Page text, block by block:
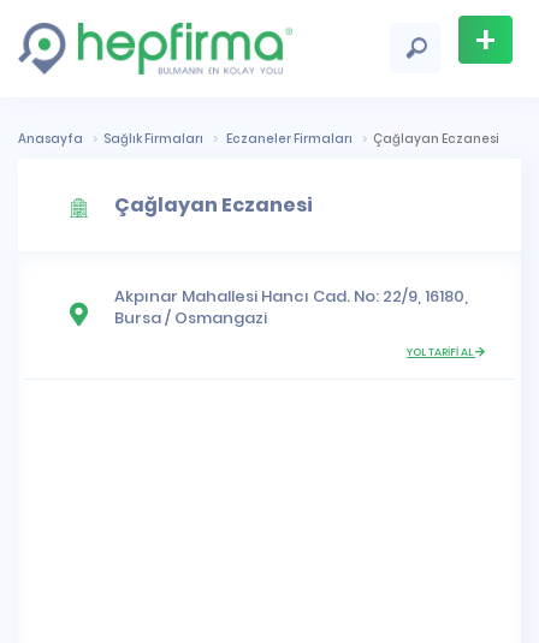
+
Ekle
Anasayfa Sağlık Firmaları Eczaneler Firmaları Çağlayan Eczanesi
Çağlayan Eczanesi
Akpınar Mahallesi Hancı Cad. No: 22/9, 16180,
Bursa/ Osmangazi
YOL TARİFİ AL